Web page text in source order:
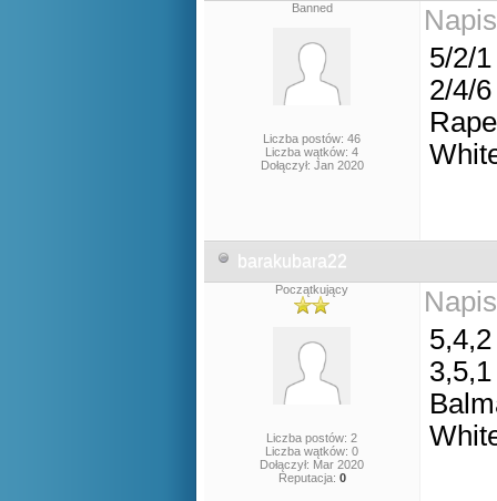
Banned
Liczba postów: 46
Liczba wątków: 4
Dołączył: Jan 2020
5/2/1
2/4/6
barakubara22
Początkujący
Liczba postów: 2
Liczba wątków: 0
Dołączył: Mar 2020
Reputacja: 0
5,4,2
3,5,1